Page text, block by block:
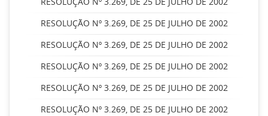
RESOLUÇÃO Nº 3.269, DE 25 DE JULHO DE 2002
RESOLUÇÃO Nº 3.269, DE 25 DE JULHO DE 2002
RESOLUÇÃO Nº 3.269, DE 25 DE JULHO DE 2002
RESOLUÇÃO Nº 3.269, DE 25 DE JULHO DE 2002
RESOLUÇÃO Nº 3.269, DE 25 DE JULHO DE 2002